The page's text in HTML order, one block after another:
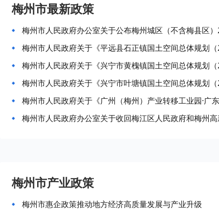
梅州市最新政策
梅州市人民政府关于《平远县石正镇国土空间总体规划
梅州市人民政府关于《兴宁市黄槐镇国土空间总体规划
梅州市人民政府关于《兴宁市叶塘镇国土空间总体规划
梅州市产业政策
梅州市惠企政策推动地方经济高质量发展与产业升级